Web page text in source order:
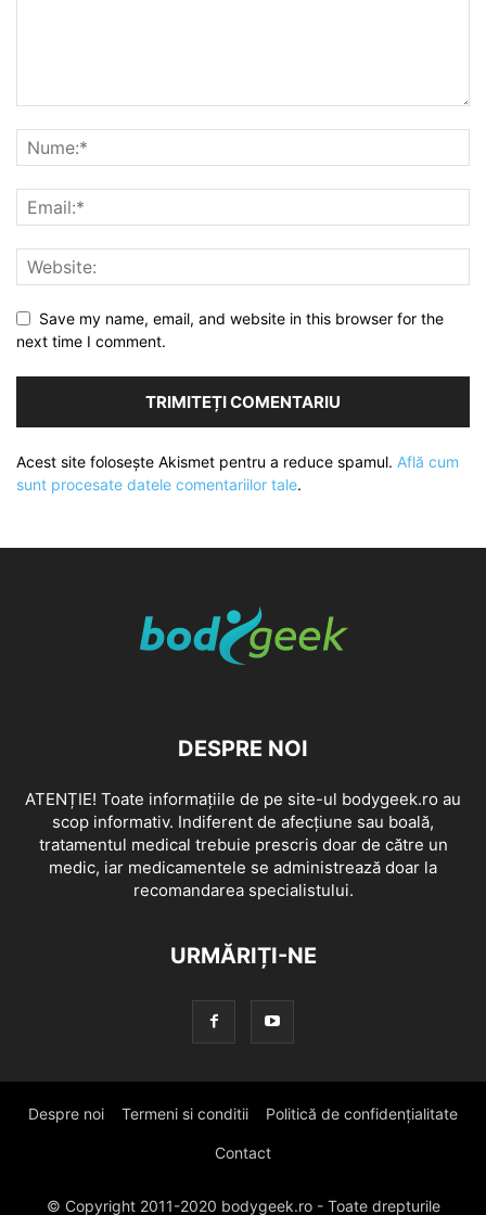
Save my name, email, and website in this browser for the
next time I comment.
Acest site folosește Akismet pentru a reduce spamul. Află cum
sunt procesate datele comentariilor tale.
DESPRE NOI
ATENȚIE! Toate informațiile de pe site-ul bodygeek.ro au
scop informativ. Indiferent de afecțiune sau boală,
tratamentul medical trebuie prescris doar de către un
medic, iar medicamentele se administrează doar la
recomandarea specialistului.
URMĂRIȚI-NE
Despre noi Termeni si conditii Politică de confidențialitate
Contact
© Copyright 2011-2020 bodygeek.ro - Toate drepturile